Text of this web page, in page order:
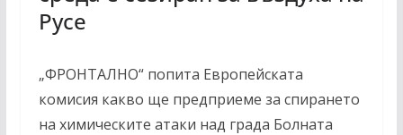
Русе
„ФРОНТАЛНО“ попита Европейската
комисия какво ще предприеме за спирането
на химическите атаки над града Болната